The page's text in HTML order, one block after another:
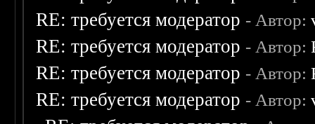
RE: требуется модератор - Автор:
RE: требуется модератор - Автор:
RE: требуется модератор - Автор:
RE: требуется модератор - Автор: